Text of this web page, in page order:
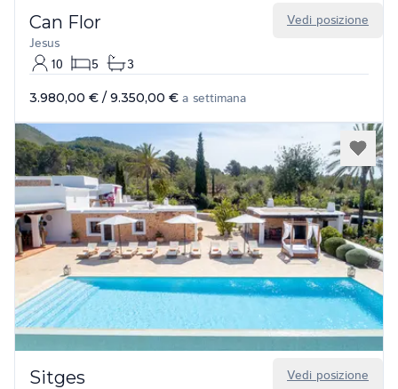
Vedi posizione
Can Flor
Jesus
10
5 3
3.980,00 € / 9.350,00 € a settimana
Vedi posizione
Sitges